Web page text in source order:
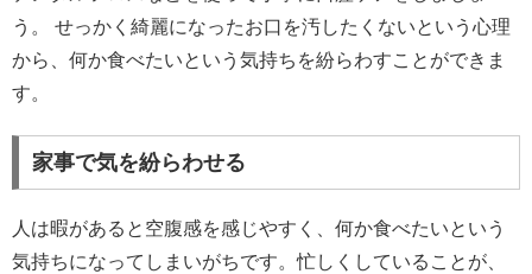
う。 せっかく綺麗になったお口を汚したくないという心理
から、何か食べたいという気持ちを紛らわすことができま
す。
家事で気を紛らわせる
人は暇があると空腹感を感じやすく、何か食べたいという
気持ちになってしまいがちです。忙しくしていることが、